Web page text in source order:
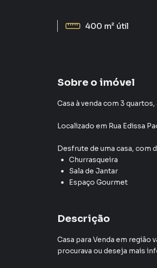
400 m² útil
Sobre o imóvel
Casa à venda com 3
Localizado em Rua Edissa
Desfrute de uma casa, com
Churrasqueira
Sala de Jantar
Espaço Gourmet
Descrição
Casa para Venda em região
procurava ou deseja mais